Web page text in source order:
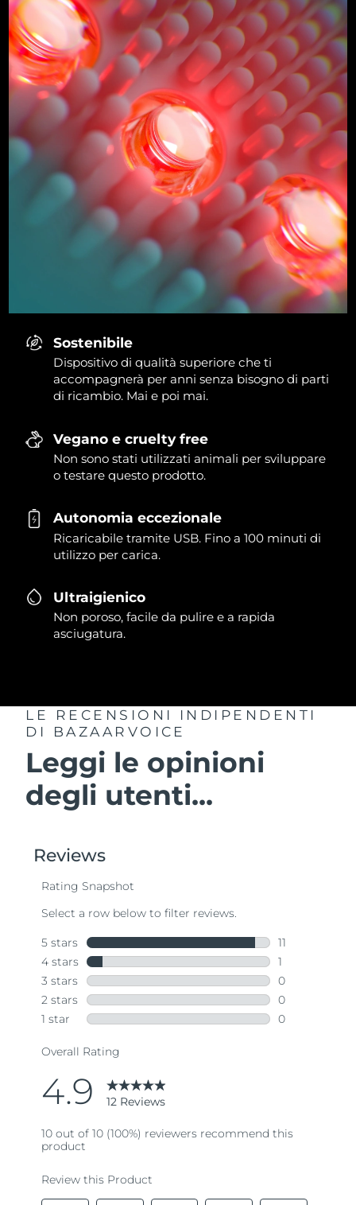
Sostenibile
Dispositivo di qualità superiore che ti
accompagnerà per anni senza bisogno di parti
di ricambio. Mai e poi mai.
Vegano e cruelty free
Non sono stati utilizzati animali per sviluppare
o testare questo prodotto.
Autonomia eccezionale
Ricaricabile tramite USB. Fino a 100 minuti di
utilizzo per carica.
Ultraigienico
Non poroso, facile da pulire e a rapida
asciugatura.
LE RECENSIONI INDIPENDENTI
DI BAZAARVOICE
Leggi le opinioni
degli utenti...